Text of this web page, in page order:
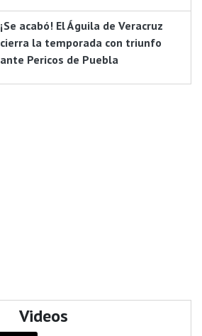
¡Se acabó! El Águila de Veracruz
cierra la temporada con triunfo
ante Pericos de Puebla
Videos